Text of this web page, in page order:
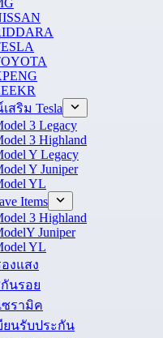
สริม Tesla
3 Legacy
3 Highland
Y Legacy
Y Juniper
YL
Items
3 Highland
Juniper
YL
งแสง
นรอย
ซรามิค
ยนรับประกัน